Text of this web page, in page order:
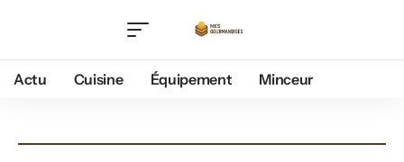
Actu Cuisine Équipement Minceur